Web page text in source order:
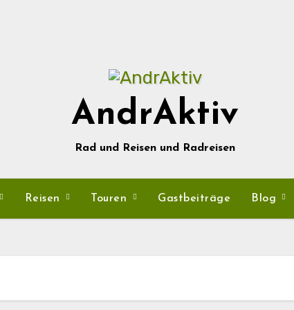
AndrAktiv
Rad und Reisen und Radreisen
Reisen Touren Gastbeiträge Blog